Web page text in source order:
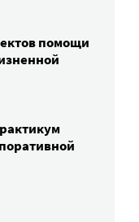
помощи